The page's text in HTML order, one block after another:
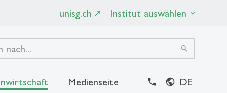
unisg.ch Institut auswählen
search
Medienseite DE